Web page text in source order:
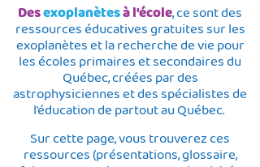
Desexoplanètesà l'école, ce sont des
ressources éducatives gratuites sur les
exoplanètes et la recherche de vie pour
les écoles primaires et secondaires du
Québec, créées par des
astrophysiciennes et des spécialistes de
l'éducation de partout au Québec.
Sur cette page, vous trouverez ces
ressources (présentations, glossaire,